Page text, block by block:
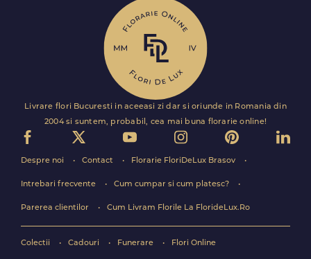
Livrare flori Bucuresti in aceeasi zi dar si oriunde in Romania din
2004 si suntem, probabil, cea mai buna florarie online!
Despre noi Contact Florarie FloriDeLux Brasov
Intrebari frecvente Cum cumpar si cum platesc?
Parerea clientilor Cum Livram Florile La FlorideLux.Ro
Colectii Cadouri Funerare Flori Online